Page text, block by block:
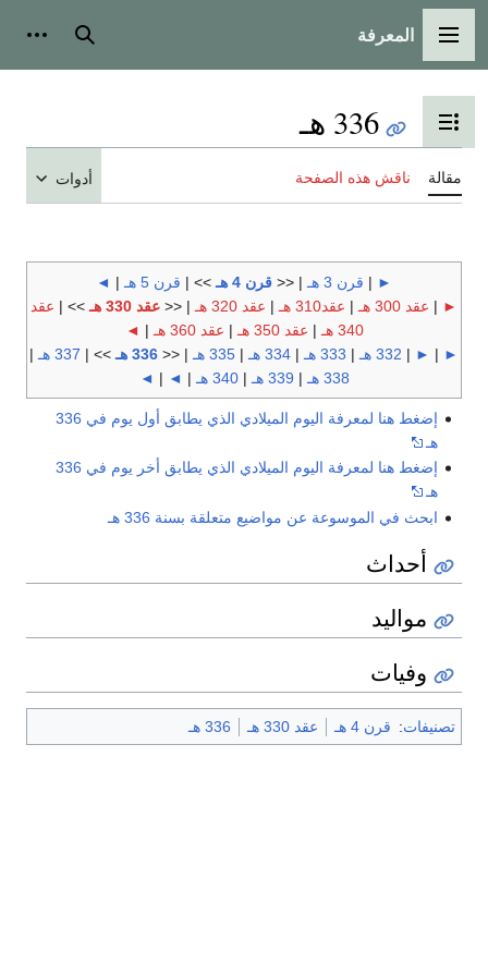
القائمة الرئيسية
المعرفة بحث
تبديل عرض جدول المحتويات
336 هـ
مقالة ناقش هذه الصفحة أدوات
►
| قرن 3 هـ | << قرن 4 هـ >> | قرن 5 هـ |
◄
►
| عقد 300 هـ | عقد310 هـ | عقد 320 هـ | << عقد 330 هـ >> | عقد
340 هـ
| عقد 350 هـ | عقد 360 هـ |
◄
►
|
►
| 332 هـ | 333 هـ | 334 هـ | 335 هـ | << 336 هـ >> | 337 هـ
|
338 هـ
| 339 هـ |340 هـ |
◄
|
◄
إضغط هنا لمعرفة اليوم الميلادي الذي يطابق أول يوم في 336
هـ
إضغط هنا لمعرفة اليوم الميلادي الذي يطابق أخر يوم في 336
هـ
ابحث في الموسوعة عن مواضيع متعلقة بسنة 336 هـ
أحداث
مواليد
وفيات
تصنيفات: قرن 4 هـ عقد 330 هـ 336 هـ